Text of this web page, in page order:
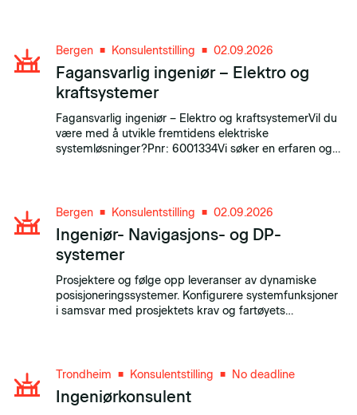
Bergen ■ Konsulentstilling ■ 02.09.2026
Fagansvarlig ingeniør – Elektro og
kraftsystemer
Fagansvarlig ingeniør – Elektro og kraftsystemerVil du
være med å utvikle fremtidens elektriske
systemløsninger?Pnr: 6001334Vi søker en erfaren og
Bergen ■ Konsulentstilling ■ 02.09.2026
Ingeniør- Navigasjons- og DP-
systemer
Prosjektere og følge opp leveranser av dynamiske
posisjoneringssystemer. Konfigurere systemfunksjoner
i samsvar med prosjektets krav og fartøyets
Trondheim ■ Konsulentstilling ■ No deadline
Ingeniørkonsulent